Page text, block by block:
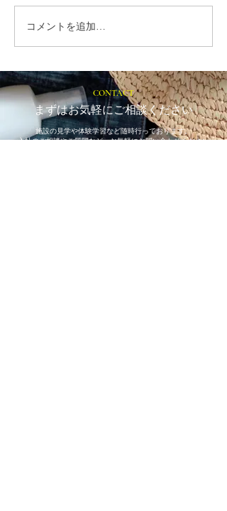
就労選択支援とは？B型利
用前に確認しておきたい
コメントを追加…
CONTACT
まずはお気軽にご相談ください
施設の見学や体験学習など随時行っております。
入社のご相談やご質問など、お気軽にお問い合わせください